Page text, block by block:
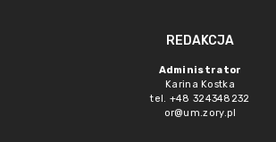
REDAKCJA
Administrator
Karina Kostka
tel. +48 324348232
or@um.zory.pl